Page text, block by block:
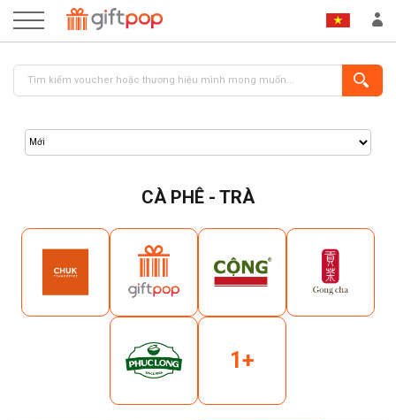
ĐĂNG NHẬP
CÀ PHÊ - TRÀ
1+